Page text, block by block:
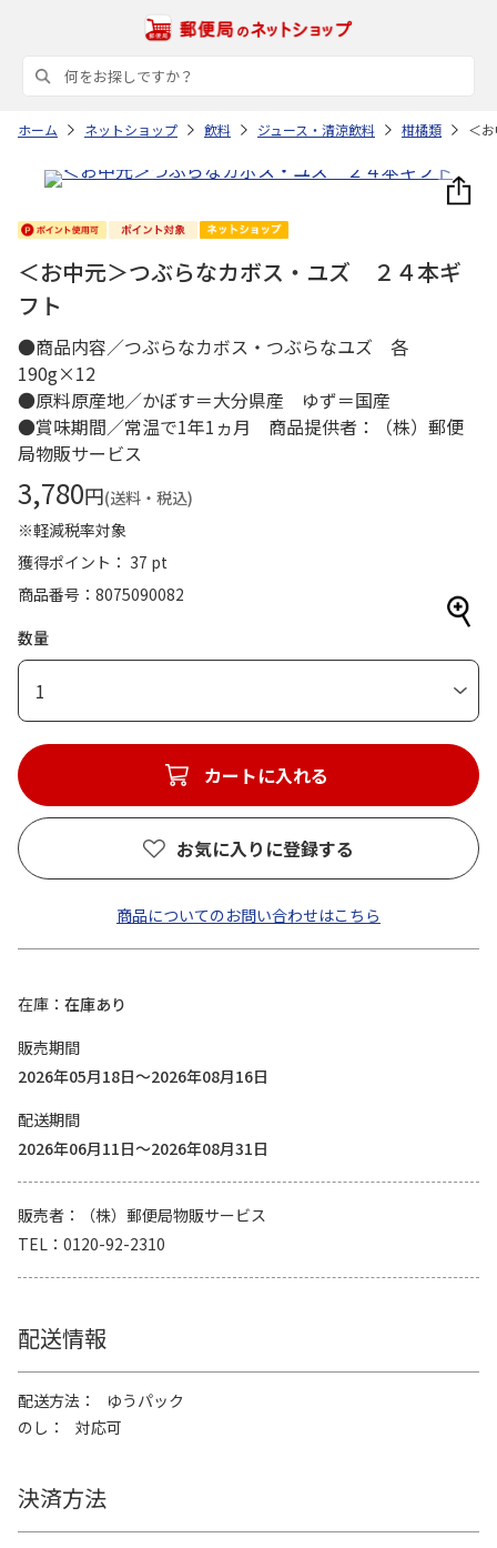
ホーム ネットショップ 飲料 ジュース・清涼飲料 柑橘類 ＜
＜お中元＞つぶらなカボス・ユズ ２４本ギ
フト
●商品内容／つぶらなカボス・つぶらなユズ 各
190g×12
●原料原産地／かぼす＝大分県産 ゆず＝国産
●賞味期間／常温で1年1ヵ月 商品提供者：（株）郵便
局物販サービス
3,780円(送料・税込)
※軽減税率対象
獲得ポイント： 37 pt
商品番号
8075090082
数量
1
カートに入れる
お気に入りに登録する
商品についてのお問い合わせはこちら
在庫
在庫あり
販売期間
2026年05月18日～2026年08月16日
配送期間
2026年06月11日～2026年08月31日
販売者
（株）郵便局物販サービス
TEL
0120-92-2310
配送情報
配送方法
ゆうパック
のし
対応可
決済方法